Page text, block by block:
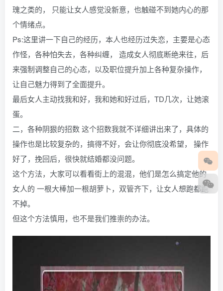
瑰之类的， 只能让女人感觉没新意，也触碰不到她内心的那
个情绪点。
Ps:这里讲一下自己的经历，本人也经历过失恋，主要是心态
作怪，各种怕失去，各种纠缠， 造成女人彻底断绝来往，后
来强制调整自己的心态，以及职位提升加上各种复杂操作，
让自己魅力得到了全面提升。
最后女人主动找我和好，我和她和好过后，TD几次，让她滚
蛋。
二，各种阴狠的招数 这个招数我就不详细讲出来了，具体的
操作也是比较复杂的，搞得不好，会让你彻底没希望， 操作
好了，挽回后，很快就结婚都没问题。
这个方法，大家可以看看街上的混混，他们是怎么搞定他的
女人的 一根大棒加一根胡萝卜，双管齐下，让女人想跑都跑
不掉。
但这个方法慎用，也不是我们推崇的办法。